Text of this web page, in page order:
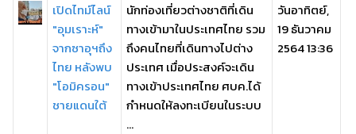
เปิดไทม์ไลน์
"อุมเราะห์"
จากซาอุฯถึง
ไทย หลังพบ
"โอมิครอน"
ชายแดนใต้
นักท่องเที่ยวต่างชาติที่เดิน
ทางเข้ามาในประเทศไทย รวม
ถึงคนไทยที่เดินทางไปต่าง
ประเทศ เมื่อประสงค์จะเดิน
ทางเข้าประเทศไทย ศบค.ได้
กำหนดให้ลงทะเบียนในระบบ
...
วันอาทิตย์,
19 ธันวาคม
2564 13:36